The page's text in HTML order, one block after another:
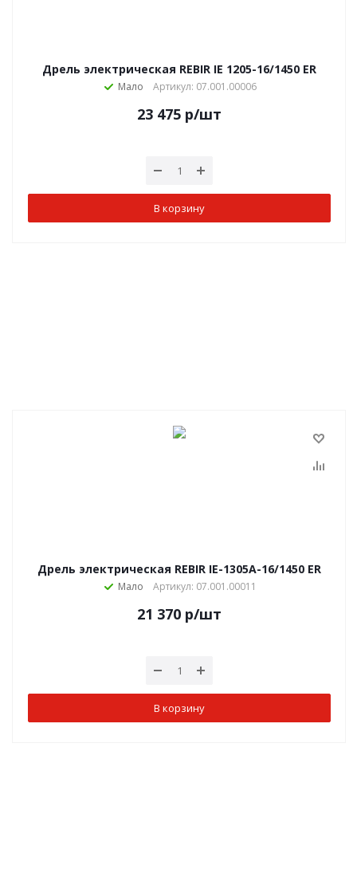
Дрель электрическая REBIR IE 1205-16/1450 ЕR
Мало Артикул: 07.001.00006
23 475 р/шт
В корзину
Дрель электрическая REBIR IE-1305А-16/1450 ER
Мало Артикул: 07.001.00011
21 370 р/шт
В корзину